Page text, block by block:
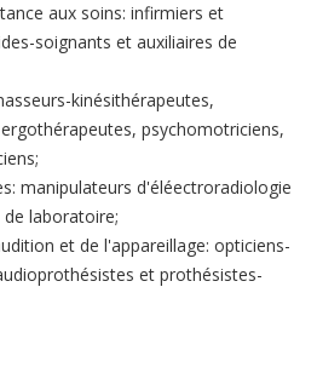
aux soins: infirmiers et
soignants et auxiliaires de
kinésithérapeutes,
psychomotriciens,
manipulateurs d'éléectroradiologie
laboratoire;
et de l'appareillage: opticiens-
et prothésistes-